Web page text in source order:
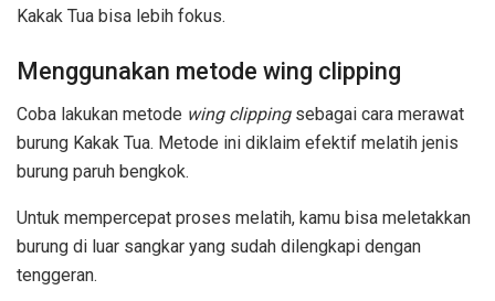
Kakak Tua bisa lebih fokus.
Menggunakan metode wing clipping
Coba lakukan metode wing clippingsebagai cara merawat
burung Kakak Tua. Metode ini diklaim efektif melatih jenis
burung paruh bengkok.
Untuk mempercepat proses melatih, kamu bisa meletakkan
burung di luar sangkar yang sudah dilengkapi dengan
tenggeran.